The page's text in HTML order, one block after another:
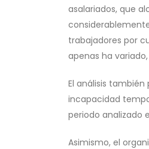
asalariados, que
trabajadores por
apenas ha
El análisis
incapacidad
periodo analizado
Asimismo, el